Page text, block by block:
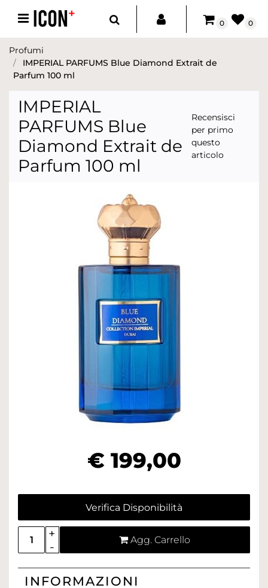
Open menu
0 0
Profumi
IMPERIAL PARFUMS Blue Diamond Extrait de
Parfum 100 ml
IMPERIAL
PARFUMS Blue
Diamond Extrait de
Parfum 100 ml
Recensisci
per primo
questo
articolo
€ 199,00
Verifica Disponibilità
Quantità
Agg. Carrello
INFORMAZIONI